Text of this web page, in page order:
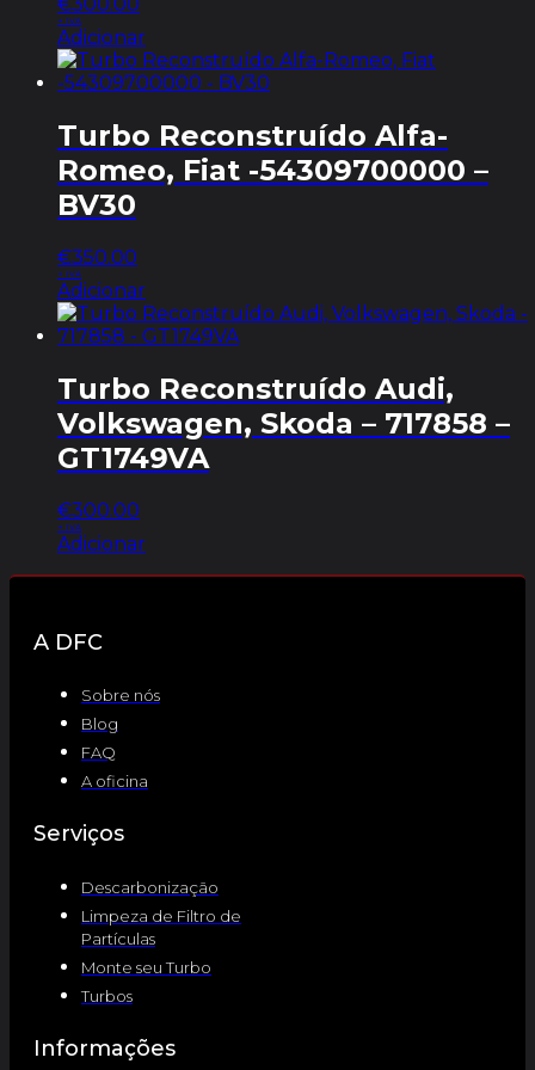
+ IVA
Adicionar
Turbo Reconstruído Alfa-
Romeo, Fiat -54309700000 –
BV30
€350.00
+ IVA
Adicionar
Turbo Reconstruído Audi,
Volkswagen, Skoda – 717858 –
GT1749VA
€300.00
+ IVA
Adicionar
A DFC
Sobre nós
Blog
FAQ
A oficina
Serviços
Descarbonização
Limpeza de Filtro de
Partículas
Monte seu Turbo
Turbos
Informações